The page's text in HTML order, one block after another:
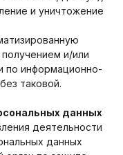
и уничтожение
и/или
по информационно-
таковой.
данных
деятельности
данных